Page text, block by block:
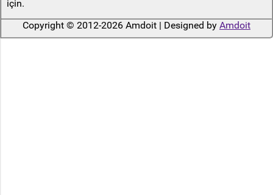
için.
Copyright © 2012-2026 Amdoit | Designed by Amdoit